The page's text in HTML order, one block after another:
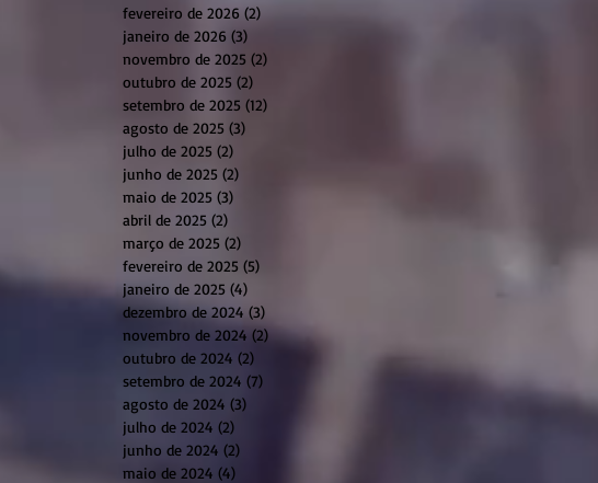
fevereiro de 2026 (2)
janeiro de 2026 (3)
novembro de 2025 (2)
outubro de 2025 (2)
setembro de 2025 (12)
agosto de 2025 (3)
julho de 2025 (2)
junho de 2025 (2)
maio de 2025 (3)
abril de 2025 (2)
março de 2025 (2)
fevereiro de 2025 (5)
janeiro de 2025 (4)
dezembro de 2024 (3)
novembro de 2024 (2) 2 posts
outubro de 2024 (2)
setembro de 2024 (7)
agosto de 2024 (3)
julho de 2024 (2)
junho de 2024 (2)
maio de 2024 (4)